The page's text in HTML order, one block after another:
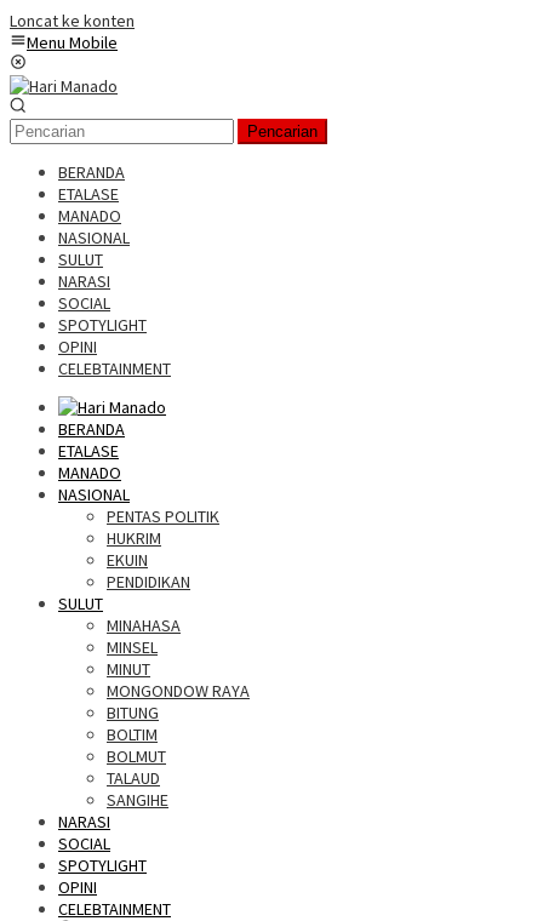
Loncat ke konten
Menu Mobile
Pencarian
BERANDA
ETALASE
MANADO
NASIONAL
SULUT
NARASI
SOCIAL
SPOTYLIGHT
OPINI
CELEBTAINMENT
BERANDA
ETALASE
MANADO
NASIONAL
PENTAS POLITIK
HUKRIM
EKUIN
PENDIDIKAN
SULUT
MINAHASA
MINSEL
MINUT
MONGONDOW RAYA
BITUNG
BOLTIM
BOLMUT
TALAUD
SANGIHE
NARASI
SOCIAL
SPOTYLIGHT
OPINI
CELEBTAINMENT